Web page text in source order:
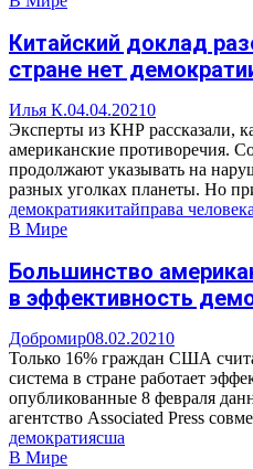
Китайский доклад
стране нет
Илья К.04.04.20210
Эксперты из КНР рассказали,
американские противоречия.
продолжают указывать на
разных уголках планеты. Но
демократиякитайправа человека
В Мире
Большинство
в эффективность
Добромир08.02.20210
Только 16% граждан США
система в стране работает
опубликованные 8 февраля
агентство Associated Press
демократиясша
В Мире